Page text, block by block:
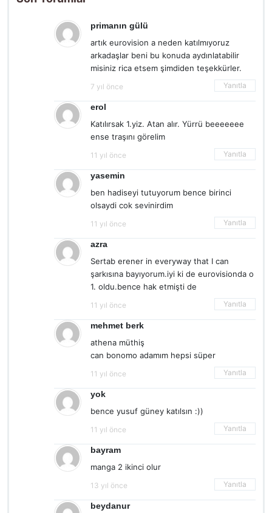
primanın gülü
artık eurovision a neden katılmıyoruz
arkadaşlar beni bu konuda aydınlatabilir
misiniz rica etsem şimdiden teşekkürler.
7 yıl önce Yanıtla
erol
Katılırsak 1.yiz. Atan alır. Yürrü beeeeeee
ense traşını görelim
11 yıl önce Yanıtla
yasemin
ben hadiseyi tutuyorum bence birinci
olsaydi cok sevinirdim
11 yıl önce Yanıtla
azra
Sertab erener in everyway that I can
şarkısına bayıyorum.iyi ki de eurovisionda o
1. oldu.bence hak etmişti de
11 yıl önce Yanıtla
mehmet berk
athena müthiş
can bonomo adamım hepsi süper
11 yıl önce Yanıtla
yok
bence yusuf güney katılsın :))
11 yıl önce Yanıtla
bayram
manga 2 ikinci olur
13 yıl önce Yanıtla
beydanur